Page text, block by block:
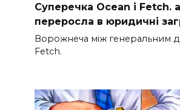
Суперечка Ocean і Fetch.
переросла в юридичні
Ворожнеча між генеральним
Fetch.